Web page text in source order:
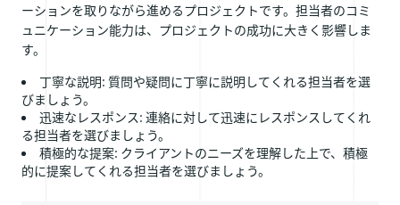
ーションを取りながら進めるプロジェクトです。担当者のコミ
ュニケーション能力は、プロジェクトの成功に大きく影響しま
す。
丁寧な説明: 質問や疑問に丁寧に説明してくれる担当者を選
びましょう。
迅速なレスポンス: 連絡に対して迅速にレスポンスしてくれ
る担当者を選びましょう。
積極的な提案: クライアントのニーズを理解した上で、積極
的に提案してくれる担当者を選びましょう。